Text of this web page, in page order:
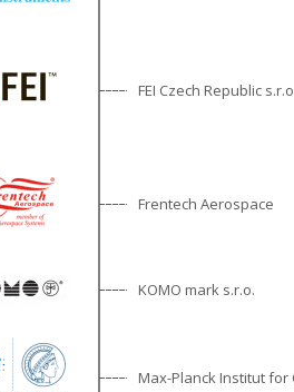
FEI Czech Republic
Frentech Aerospace
KOMO mark s.r.o.
Max-Planck Institut for